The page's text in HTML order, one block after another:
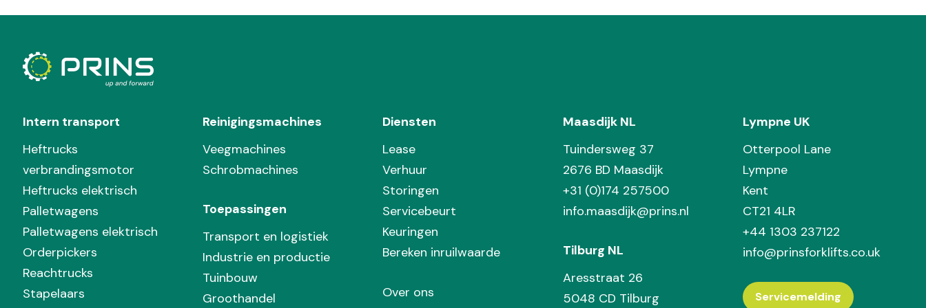
Intern transport
Heftrucks
verbrandingsmotor
Heftrucks elektrisch
Palletwagens
Palletwagens elektrisch
Orderpickers
Reachtrucks
Stapelaars
Reinigingsmachines
Veegmachines
Schrobmachines
Toepassingen
Transport en logistiek
Industrie en productie
Tuinbouw
Groothandel
Diensten
Lease
Verhuur
Storingen
Servicebeurt
Keuringen
Bereken inruilwaarde
Over ons
Maasdijk NL
Tuindersweg 37
2676 BD Maasdijk
+31 (0)174 257500
info.maasdijk@prins.nl
Tilburg NL
Aresstraat 26
5048 CD Tilburg
Lympne UK
Otterpool Lane
Lympne
Kent
CT21 4LR
+44 1303 237122
info@prinsforklifts.co.uk
Servicemelding